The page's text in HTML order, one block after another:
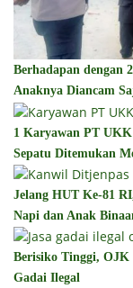
Berhadapan dengan
Anaknya Diancam
1 Karyawan PT
Sepatu Ditemukan
Jelang HUT Ke-81
Napi dan Anak
Berisiko Tinggi, OJK
Gadai Ilegal